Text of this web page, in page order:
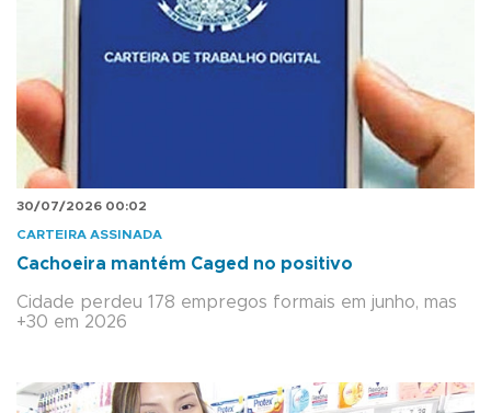
30/07/2026 00:02
CARTEIRA ASSINADA
Cachoeira mantém Caged no positivo
Cidade perdeu 178 empregos formais em junho, mas
+30 em 2026